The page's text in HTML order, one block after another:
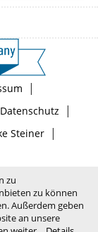
|
|
Steiner|
zu
zu können
Außerdem geben
an unsere